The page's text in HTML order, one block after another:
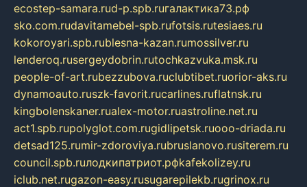
ecostep-samara.rud-p.spb.ruгалактика73.рф
sko.com.rudavitamebel-spb.rufotsis.rutesiaes.ru
kokoroyari.spb.rublesna-kazan.rumossilver.ru
lenderoq.rusergeydobrin.rutochkazvuka.msk.ru
people-of-art.rubezzubova.ruclubtibet.ruorior-aks.ru
dynamoauto.ruszk-favorit.rucarlines.ruflatnsk.ru
kingbolenskaner.rualex-motor.ruastroline.net.ru
act1.spb.rupolyglot.com.rugidlipetsk.ruooo-driada.ru
detsad125.rumir-zdoroviya.rubruslanovo.rusiterem.ru
council.spb.ruлодкипатриот.рфkafekolizey.ru
iclub.net.rugazon-easy.rusugarepilekb.rugrinox.ru